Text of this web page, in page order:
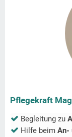
Pflegekraft
Begleitung zu
Hilfe beim An-